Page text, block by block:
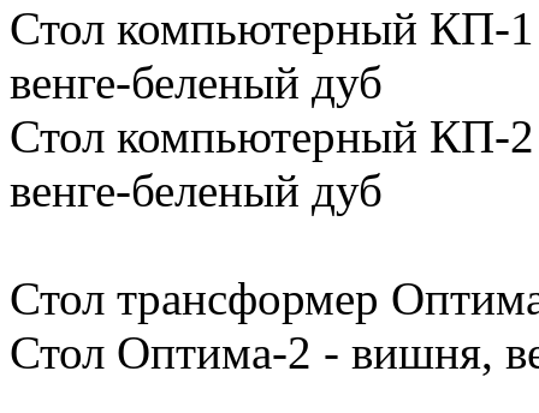
Стол компьютерный КП-
венге-беленый дуб
Стол компьютерный КП-
венге-беленый дуб
Стол трансформер
Стол Оптима-2 - вишня,